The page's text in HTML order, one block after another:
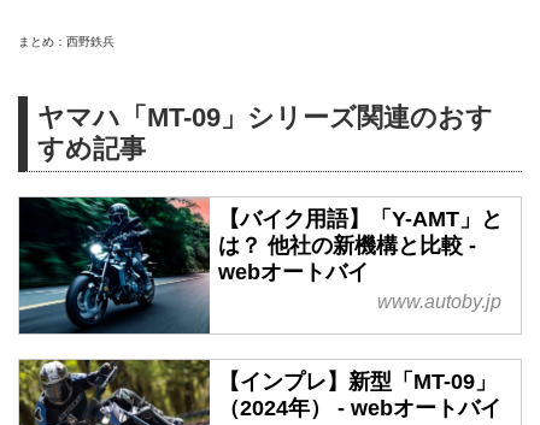
まとめ：西野鉄兵
ヤマハ「MT-09」シリーズ関連のおす
すめ記事
【バイク用語】「Y-AMT」と
は？ 他社の新機構と比較 -
webオートバイ
www.autoby.jp
【インプレ】新型「MT-09」
（2024年） - webオートバイ